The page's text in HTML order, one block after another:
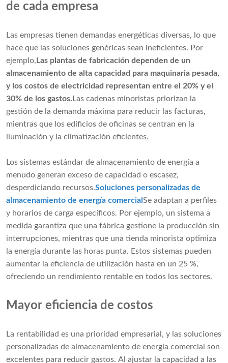
de cada empresa
Las empresas tienen demandas energéticas diversas, lo que
hace que las soluciones genéricas sean ineficientes. Por
ejemplo, Las plantas de fabricación dependen de un
almacenamiento de alta capacidad para maquinaria pesada,
y los costos de electricidad representan entre el 20% y el
30% de los gastos. Las cadenas minoristas priorizan la
gestión de la demanda máxima para reducir las facturas,
mientras que los edificios de oficinas se centran en la
iluminación y la climatización eficientes.
Los sistemas estándar de almacenamiento de energía a
menudo generan exceso de capacidad o escasez,
desperdiciando recursos.Soluciones personalizadas de
almacenamiento de energía comercial Se adaptan a perfiles
y horarios de carga específicos. Por ejemplo, un sistema a
medida garantiza que una fábrica gestione la producción sin
interrupciones, mientras que una tienda minorista optimiza
la energía durante las horas punta. Estos sistemas pueden
aumentar la eficiencia de utilización hasta en un 25 %,
ofreciendo un rendimiento rentable en todos los sectores.
Mayor eficiencia de costos
La rentabilidad es una prioridad empresarial, y las soluciones
personalizadas de almacenamiento de energía comercial son
excelentes para reducir gastos. Al ajustar la capacidad a las